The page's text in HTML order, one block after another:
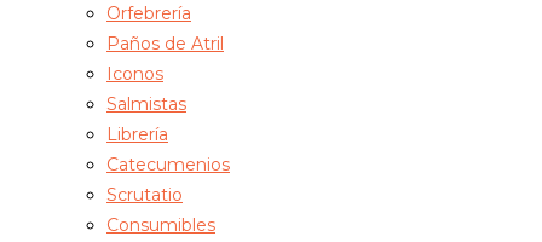
Orfebrería
Paños de Atril
Iconos
Salmistas
Librería
Catecumenios
Scrutatio
Consumibles